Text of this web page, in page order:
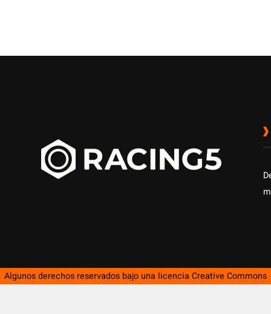
Algunos derechos reservados bajo una licencia Creative Commons